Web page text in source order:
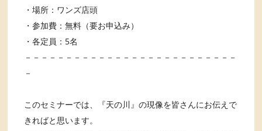
・場所：ワンズ店頭
・参加費：無料（要お申込み）
・各定員：5名
－－－－－－－－－－－－－－－－－－－－－－－－－－
－
このセミナーでは、『天の川』の現像を皆さんにお伝えで
きればと思います。